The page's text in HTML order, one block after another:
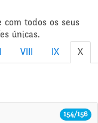
com todos os seus
únicas.
VIII IX X
154/156